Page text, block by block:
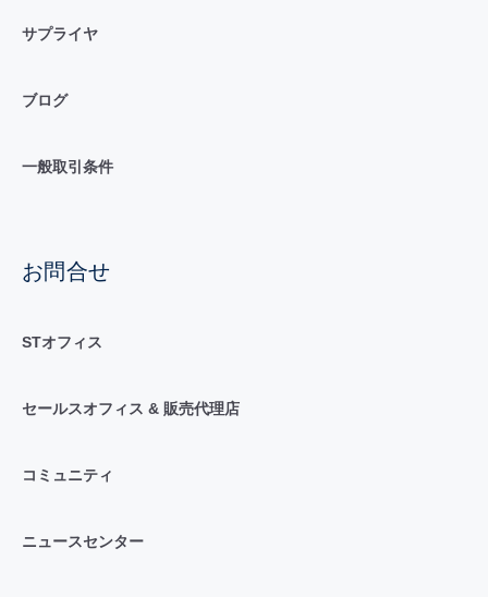
サプライヤ
ブログ
一般取引条件
お問合せ
STオフィス
セールスオフィス & 販売代理店
コミュニティ
ニュースセンター